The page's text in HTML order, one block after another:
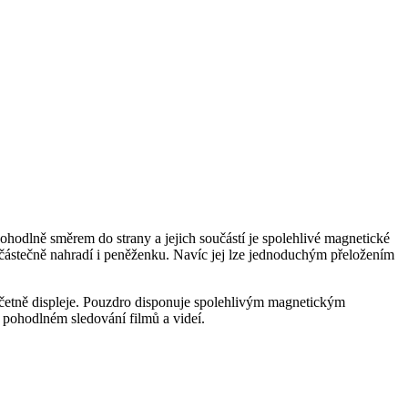
směrem do strany a jejich součástí je spolehlivé magnetické
nahradí i peněženku. Navíc jej lze jednoduchým přeložením
displeje. Pouzdro disponuje spolehlivým magnetickým
sledování filmů a videí.